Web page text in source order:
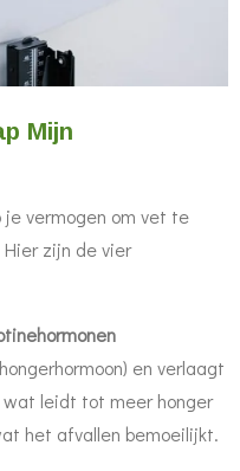
Mijn
vermogen om vet te
zijn de vier
en verlaagt
wat leidt tot meer honger
het afvallen bemoeilijkt.